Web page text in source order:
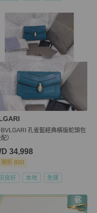
BVLGARI 孔雀藍經典橫版蛇頭包
）
34,998
現折 800
良好 本地 免運